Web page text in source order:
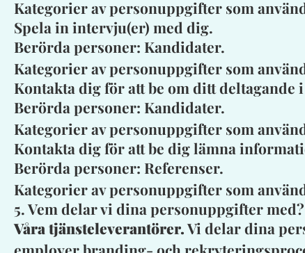
Kategorier av personuppgifter som
Spela in intervju(er) med dig.
Berörda personer: Kandidater.
Kategorier av personuppgifter som
Kontakta dig för att be om ditt deltagande
Berörda personer: Kandidater.
Kategorier av personuppgifter som
Kontakta dig för att be dig lämna
Berörda personer: Referenser.
Kategorier av personuppgifter som
5. Vem delar vi dina personuppgifter med?
Våra tjänsteleverantörer.Vi delar dina